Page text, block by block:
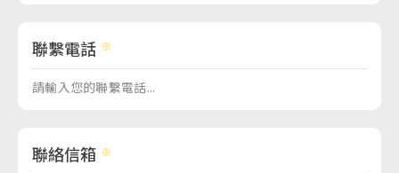
聯繫電話
聯絡信箱